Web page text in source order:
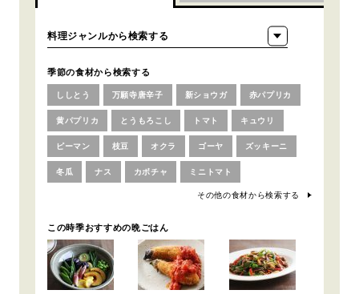
季節の食材から検索する
ししとう 万願寺唐辛子 新ショウガ 赤パプリカ
黄パプリカ とうもろこし トマト キュウリ
ピーマン 枝豆 オクラ ゴーヤ ズッキーニ
冬瓜 ナス カボチャ ミニトマト
その他の食材から検索する
この時季おすすめの晩ごはん